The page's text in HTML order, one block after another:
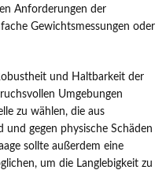
Anforderungen der
Gewichtsmessungen oder
und Haltbarkeit der
Umgebungen
zu wählen, die aus
gegen physische Schäden
sollte außerdem eine
um die Langlebigkeit zu